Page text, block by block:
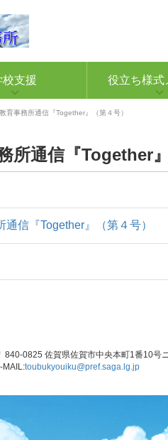
校支援 役立ち様式
育事務所通信『Together』（第４号）
所通信『Together』
信『Together』（第４号）
840-0825 佐賀県佐賀市中央本町1番10号
MAIL:toubukyouiku@pref.saga.lg.jp